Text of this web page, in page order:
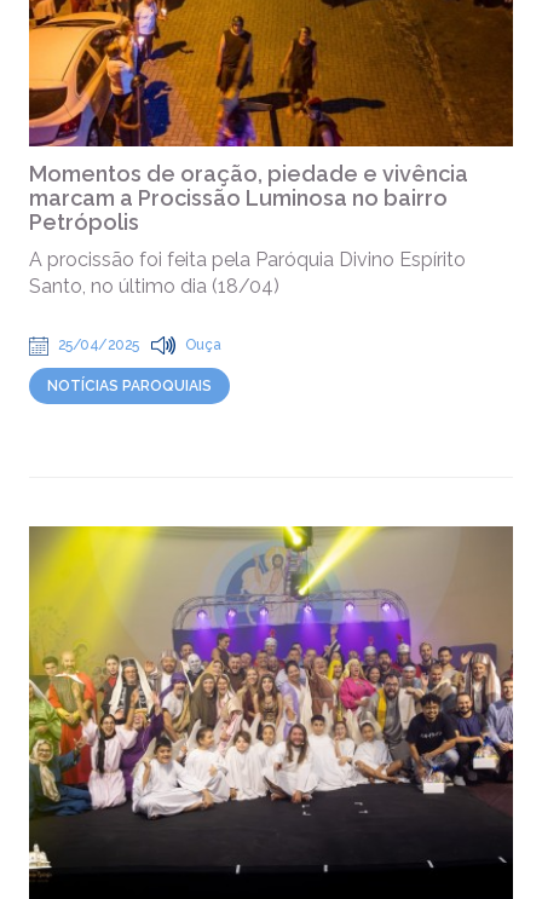
Momentos de oração, piedade e vivência
marcam a Procissão Luminosa no bairro
Petrópolis
A procissão foi feita pela Paróquia Divino Espírito
Santo, no último dia (18/04)
25/04/2025 Ouça
NOTÍCIAS PAROQUIAIS